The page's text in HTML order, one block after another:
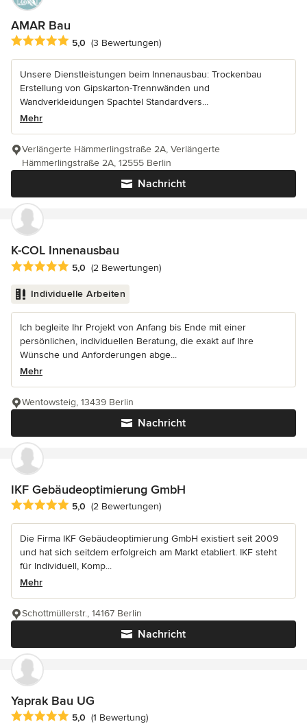
AMAR Bau
Durchschnittliche Bewertung: 5 von 5 Sternen
5,0 (3 Bewertungen)
Unsere Dienstleistungen beim Innenausbau: Trockenbau
Erstellung von Gipskarton-Trennwänden und
Wandverkleidungen Spachtel Standardvers...
Mehr
Nachricht
Verlängerte Hämmerlingstraße 2A, Verlängerte
Hämmerlingstraße 2A, 12555 Berlin
K-COL Innenausbau
Durchschnittliche Bewertung: 5 von 5 Sternen
5,0 (2 Bewertungen)
Individuelle Arbeiten
Ich begleite Ihr Projekt von Anfang bis Ende mit einer
persönlichen, individuellen Beratung, die exakt auf Ihre
Wünsche und Anforderungen abge...
Mehr
Nachricht
Wentowsteig, 13439 Berlin
IKF Gebäudeoptimierung GmbH
Durchschnittliche Bewertung: 5 von 5 Sternen
5,0 (2 Bewertungen)
Die Firma IKF Gebäudeoptimierung GmbH existiert seit 2009
und hat sich seitdem erfolgreich am Markt etabliert. IKF steht
für Individuell, Komp...
Mehr
Nachricht
Schottmüllerstr., 14167 Berlin
Yaprak Bau UG
Durchschnittliche Bewertung: 5 von 5 Sternen
5,0 (1 Bewertung)